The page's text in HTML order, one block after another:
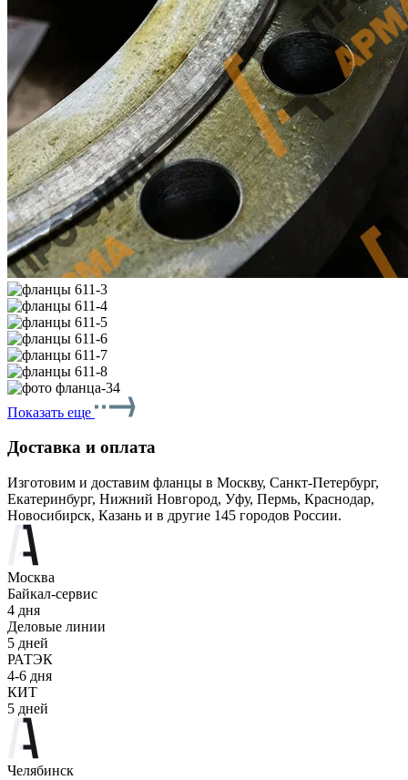
Показать еще
Доставка и оплата
Изготовим и доставим фланцы в Москву, Санкт-Петербург,
Екатеринбург, Нижний Новгород, Уфу, Пермь, Краснодар,
Новосибирск, Казань и в другие 145 городов России.
Москва
Байкал-сервис
4 дня
Деловые линии
5 дней
РАТЭК
4-6 дня
КИТ
5 дней
Челябинск